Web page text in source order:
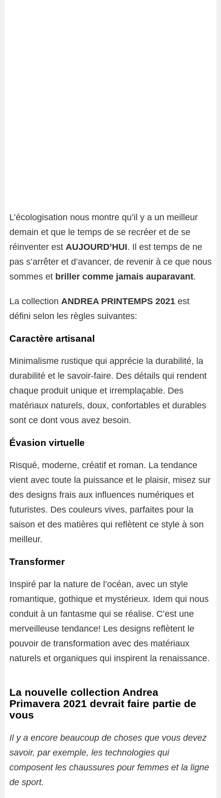
L’écologisation nous montre qu’il y a un meilleur
demain et que le temps de se recréer et de se
réinventer est AUJOURD’HUI. Il est temps de ne
pas s’arrêter et d’avancer, de revenir à ce que nous
sommes et briller comme jamais auparavant.
La collection ANDREA PRINTEMPS 2021 est
défini selon les règles suivantes:
Caractère artisanal
Minimalisme rustique qui apprécie la durabilité, la
durabilité et le savoir-faire. Des détails qui rendent
chaque produit unique et irremplaçable. Des
matériaux naturels, doux, confortables et durables
sont ce dont vous avez besoin.
Évasion virtuelle
Risqué, moderne, créatif et roman. La tendance
vient avec toute la puissance et le plaisir, misez sur
des designs frais aux influences numériques et
futuristes. Des couleurs vives, parfaites pour la
saison et des matières qui reflètent ce style à son
meilleur.
Transformer
Inspiré par la nature de l’océan, avec un style
romantique, gothique et mystérieux. Idem qui nous
conduit à un fantasme qui se réalise. C’est une
merveilleuse tendance! Les designs reflètent le
pouvoir de transformation avec des matériaux
naturels et organiques qui inspirent la renaissance.
La nouvelle collection Andrea
Primavera 2021 devrait faire partie de
vous
Il y a encore beaucoup de choses que vous devez
savoir, par exemple, les technologies qui
composent les chaussures pour femmes et la ligne
de sport.